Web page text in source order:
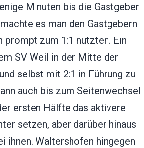
Minuten bis die Gastgeber
es man den Gastgebern
prompt zum 1:1 nutzten. Ein
SV Weil in der Mitte der
selbst mit 2:1 in Führung zu
auch bis zum Seitenwechsel
ersten Hälfte das aktivere
setzen, aber darüber hinaus
ihnen. Waltershofen hingegen